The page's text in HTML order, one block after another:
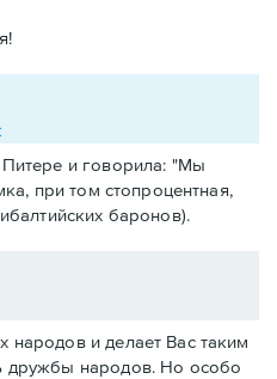
и говорила: "Мы
при том стопроцентная,
баронов).
народов и делает Вас таким
дружбы народов. Но особо